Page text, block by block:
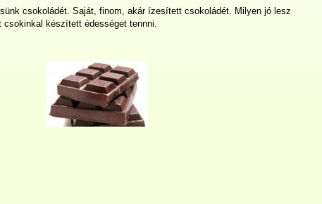
csokoládét. Saját, finom, akár ízesített csokoládét. Milyen jó lesz
készített édességet tennni.